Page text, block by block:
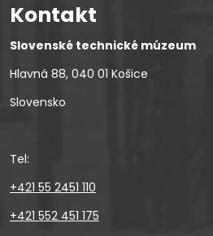
Kontakt
Slovenské technické múzeum
Hlavná 88, 040 01 Košice
Slovensko
Tel:
+421 55 2451 110
+421 552 451 175